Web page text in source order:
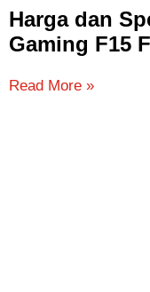
Harga dan
Gaming F15
Read More »